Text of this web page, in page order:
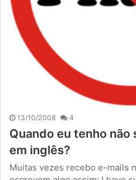
13/10/2008 4
Quando eu tenho
em inglês?
Muitas vezes recebo e-mails